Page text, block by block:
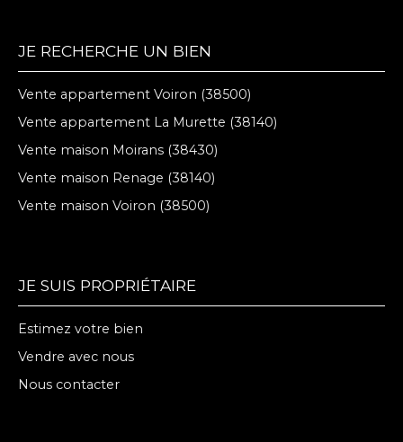
JE RECHERCHE UN BIEN
Vente appartement Voiron (38500)
Vente appartement La Murette (38140)
Vente maison Moirans (38430)
Vente maison Renage (38140)
Vente maison Voiron (38500)
JE SUIS PROPRIÉTAIRE
Estimez votre bien
Vendre avec nous
Nous contacter